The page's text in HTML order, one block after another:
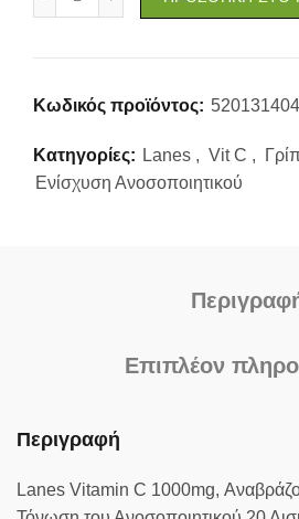
Κωδικός προϊόντος:
Κατηγορίες: Lanes , Vit C ,
Ενίσχυση Ανοσοποιητικού
Επιπλέον
Περιγραφή
Lanes Vitamin C 1000mg,